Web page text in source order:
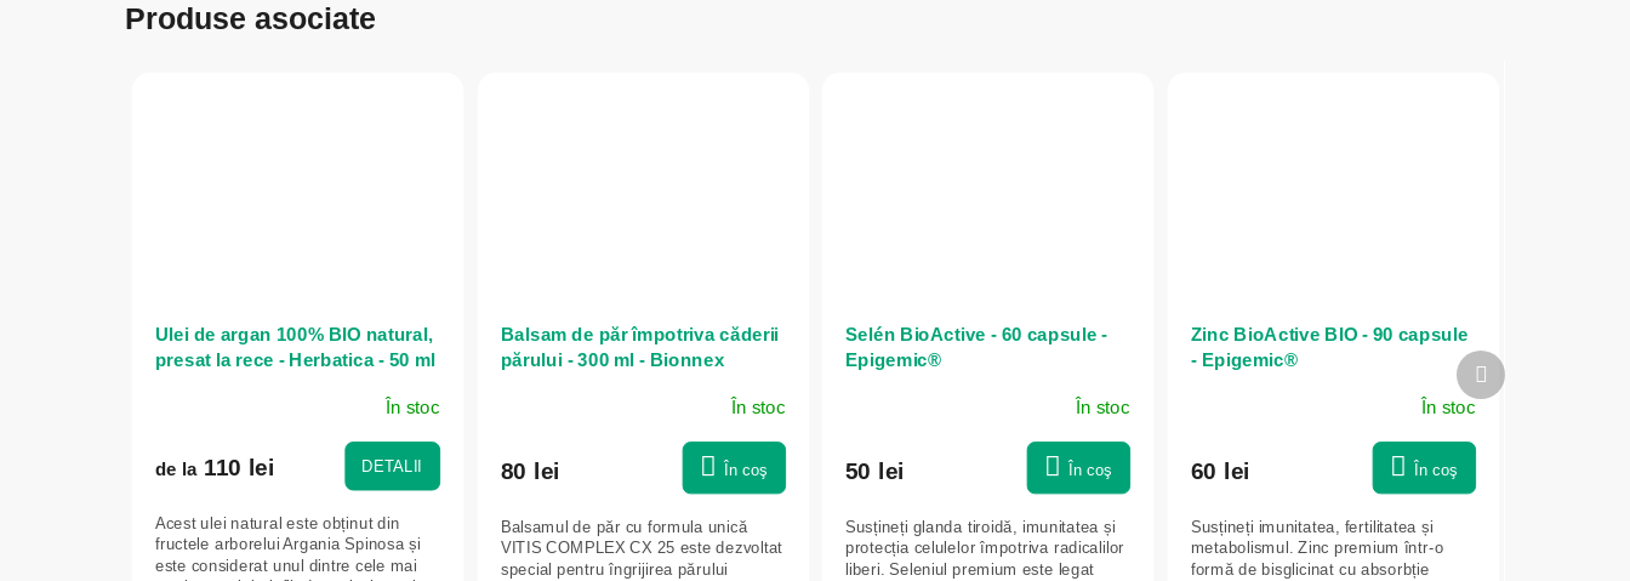
Produse asociate
Ulei de argan 100% BIO natural,
presat la rece - Herbatica - 50 ml
În stoc
de la110 lei DETALII
Acest ulei natural este obținut din
fructele arborelui Argania Spinosa și
este considerat unul dintre cele mai
Balsam de păr împotriva căderii
părului - 300 ml - Bionnex
În stoc
80 lei În coş
Balsamul de păr cu formula unică
VITIS COMPLEX CX 25 este dezvoltat
special pentru îngrijirea părului
Selén BioActive - 60 capsule -
Epigemic®
În stoc
50 lei În coş
Susțineți glanda tiroidă, imunitatea și
protecția celulelor împotriva radicalilor
liberi. Seleniul premium este legat
Zinc BioActive BIO - 90 capsule
- Epigemic®
În stoc
60 lei În coş
Susțineți imunitatea, fertilitatea și
metabolismul. Zinc premium într-o
formă de bisglicinat cu absorbție
Produsul
următor